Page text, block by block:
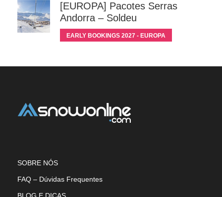
[EUROPA] Pacotes Serras
Andorra – Soldeu
EARLY BOOKINGS 2027 - EUROPA
SOBRE NÓS
FAQ – Dúvidas Frequentes